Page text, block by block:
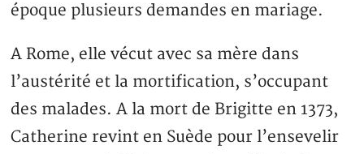
époque plusieurs demandes en mariage.
A Rome, elle vécut avec sa mère dans
l’austérité et la mortification, s’occupant
des malades. A la mort de Brigitte en 1373,
Catherine revint en Suède pour l’ensevelir